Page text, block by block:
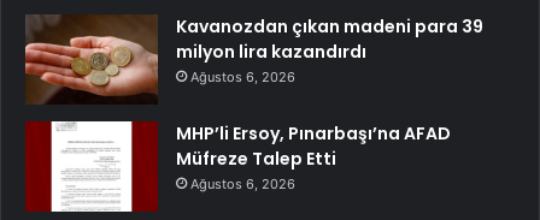
Kavanozdan çıkan madeni para 39
milyon lira kazandırdı
Ağustos 6, 2026
MHP’li Ersoy, Pınarbaşı’na AFAD
Müfreze Talep Etti
Ağustos 6, 2026